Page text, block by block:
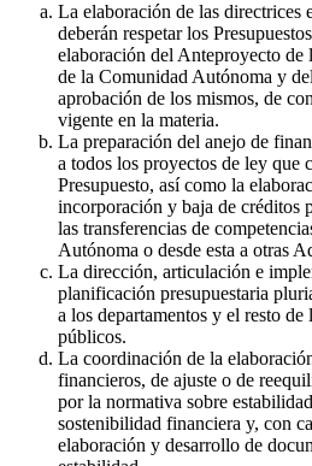
La elaboración de las directrices
deberán respetar los
elaboración del Anteproyecto de
de la Comunidad Autónoma y
aprobación de los mismos, de
vigente en la materia.
La preparación del anejo de
a todos los proyectos de ley que
Presupuesto, así como la
incorporación y baja de créditos
las transferencias de
Autónoma o desde esta a otras
La dirección, articulación e
planificación presupuestaria
a los departamentos y el resto de
públicos.
La coordinación de la
financieros, de ajuste o de
por la normativa sobre
sostenibilidad financiera y, con
elaboración y desarrollo de